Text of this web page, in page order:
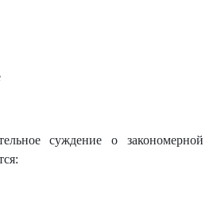
суждение о закономерной